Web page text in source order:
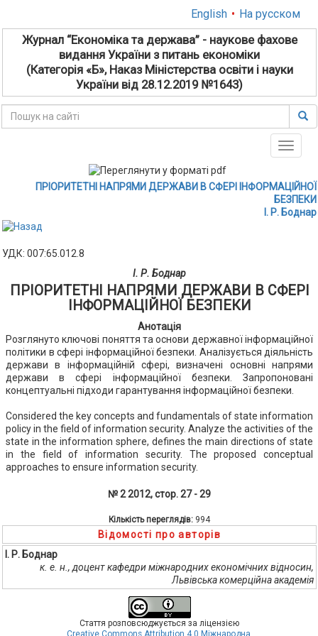
English • На русском
Журнал “Економіка та держава” - наукове фахове
видання України з питань економіки
(Категорія «Б», Наказ Міністерства освіти і науки
України від 28.12.2019 №1643)
Toggle
ПРІОРИТЕТНІ НАПРЯМИ ДЕРЖАВИ В СФЕРІ ІНФОРМАЦІЙНОЇ
БЕЗПЕКИ
І. Р. Боднар
УДК: 007:65.012.8
І. Р. Боднар
ПРІОРИТЕТНІ НАПРЯМИ ДЕРЖАВИ В СФЕРІ
ІНФОРМАЦІЙНОЇ БЕЗПЕКИ
Анотація
Розглянуто ключові поняття та основи державної інформаційної
політики в сфері інформаційної безпеки. Аналізується діяльність
держави в інформаційній сфері, визначені основні напрями
держави в сфері інформаційної безпеки. Запропоновані
концептуальні підходи гарантування інформаційної безпеки.
Considered the key concepts and fundamentals of state information
policy in the field of information security. Analyze the activities of the
state in the information sphere, defines the main directions of state
in the field of information security. The proposed conceptual
approaches to ensure information security.
№ 2 2012, стор. 27 - 29
Кількість переглядів: 994
Відомості про авторів
І. Р. Боднар
к. е. н., доцент кафедри міжнародних економічних відносин,
Львівська комерційна академія
Стаття розповсюджується за ліцензією
Creative Commons Attribution 4.0 Міжнародна